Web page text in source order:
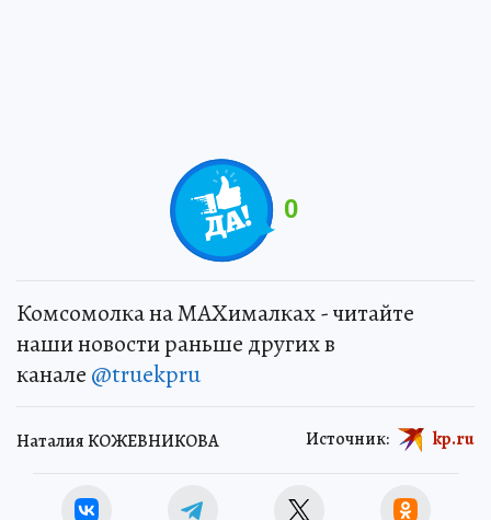
0
Комсомолка на MAXималках - читайте
наши новости раньше других в
канале @truekpru
Наталия КОЖЕВНИКОВА Источник: kp.ru